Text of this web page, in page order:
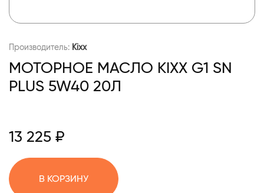
Производитель: Kixx
МОТОРНОЕ МАСЛО KIXX G1 SN
PLUS 5W40 20Л
13 225 ₽
В КОРЗИНУ